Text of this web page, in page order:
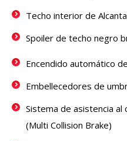
Techo interior de
Spoiler de techo negro
Encendido automático
Embellecedores de
Sistema de asistencia al
(Multi Collision Brake)